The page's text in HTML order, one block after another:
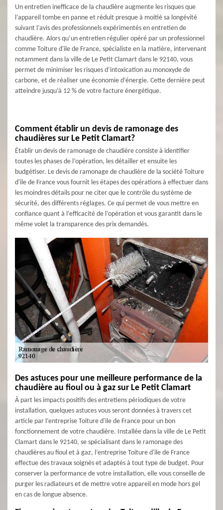
Un entretien inefficace de la chaudière augmente les risques que
l’appareil tombe en panne et réduit presque à moitié sa longévité
suivant l’avis des professionnels expérimentés en entretien de
chaudière. Alors qu’un entretien régulier opéré par un professionnel
comme Toiture d'ile de France, spécialiste en la matière, intervenant
notamment dans la ville de Le Petit Clamart dans le 92140, vous
permet de minimiser les risques d’intoxication au monoxyde de
carbone, et de réaliser une économie d’énergie. Cette dernière peut
atteindre jusqu’à 12 % de votre facture énergétique.
Comment établir un devis de ramonage des
chaudières sur Le Petit Clamart?
Établir un devis de ramonage de chaudière consiste à identifier
toutes les phases de l’opération, les détailler et ensuite les
budgétiser. Le devis de ramonage de chaudière de la société Toiture
d'ile de France vous fournit les étapes des opérations à effectuer dans
les moindres détails pour ne citer que le contrôle du système de
sécurité, des différents réglages. Ce qui permet de vous mettre en
confiance quant à l’efficacité de l’opération et vous garantit dans le
même volet la transparence des prix demandés.
Des astuces pour une meilleure performance de la
chaudière au fioul ou à gaz sur Le Petit Clamart
À part les impacts positifs des entretiens périodiques de votre
installation, quelques astuces vous seront données à travers cet
article par l’entreprise Toiture d'ile de France pour un bon
fonctionnement de votre chaudière. Installée dans la ville de Le Petit
Clamart dans le 92140, se spécialisant dans le ramonage des
chaudières au fioul et à gaz, l’entreprise Toiture d'ile de France
effectue des travaux soignés et adaptés à tout type de budget. Pour
conserver la performance de votre installation, elle vous conseille de
purger les radiateurs et de mettre votre appareil en mode hors gel
en cas de longue absence.